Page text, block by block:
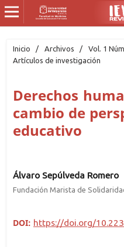
Inicio / Archivos / Vol. 1
Artículos de investigación
Derechos
cambio de
educativo
Álvaro Sepúlveda Romero
Fundación Marista de
DOI: https://doi.org/